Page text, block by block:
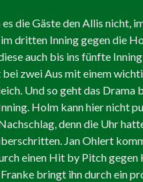
die Gäste den Allis nicht,
dritten Inning gegen die
auch bis ins fünfte
bei zwei Aus mit einem
Und so geht das Drama
Holm kann hier nicht
denn die Uhr
Jan Ohlert
einen Hit by Pitch gegen
bringt ihn durch ein